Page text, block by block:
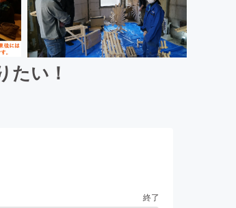
たい！
終了